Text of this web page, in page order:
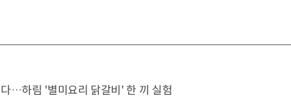
…하림 '별미요리 닭갈비' 한 끼 실험